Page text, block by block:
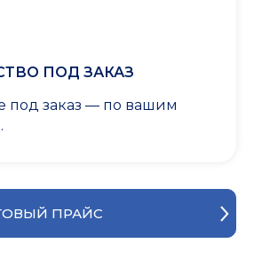
ПОД ЗАКАЗ
под заказ — по вашим
ПРАЙС